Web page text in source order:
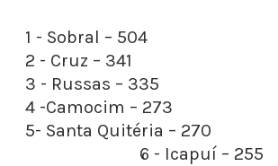
1 - Sobral – 504
2 - Cruz – 341
3 - Russas – 335
4 -Camocim – 273
5- Santa Quitéria – 270
6 - Icapuí – 255